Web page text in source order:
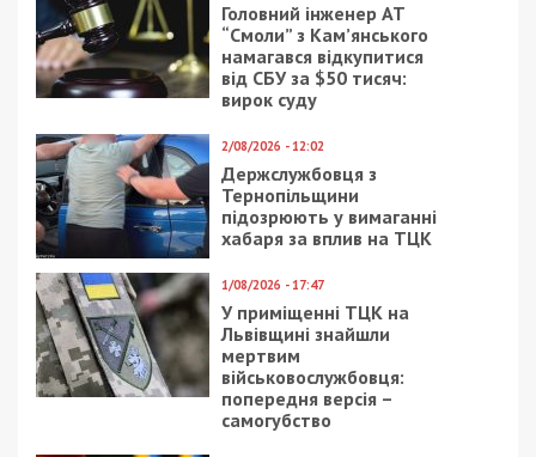
Головний інженер АТ
“Смоли” з Кам’янського
намагався відкупитися
від СБУ за $50 тисяч:
вирок суду
2/08/2026 - 12:02
Держслужбовця з
Тернопільщини
підозрюють у вимаганні
хабаря за вплив на ТЦК
1/08/2026 - 17:47
У приміщенні ТЦК на
Львівщині знайшли
мертвим
військовослужбовця:
попередня версія –
самогубство